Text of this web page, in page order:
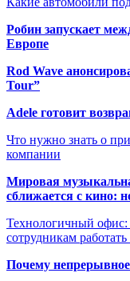
Робин запускает
Европе
Rod Wave
Tour”
Adele готовит
Что нужно знать о
компании
Мировая
сближается с кино:
Технологичный
сотрудникам
Почему